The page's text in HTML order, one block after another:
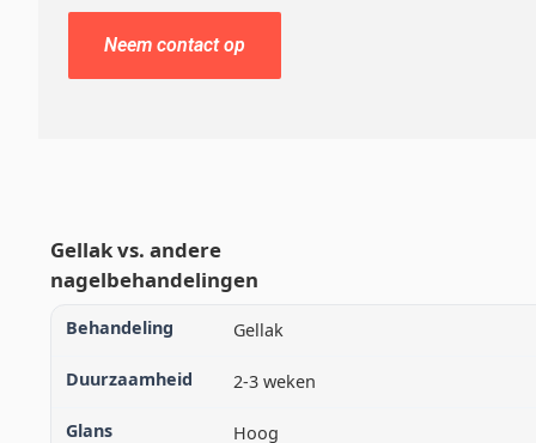
Neem contact op
Gellak vs. andere
nagelbehandelingen
Gellak
2-3 weken
Hoog